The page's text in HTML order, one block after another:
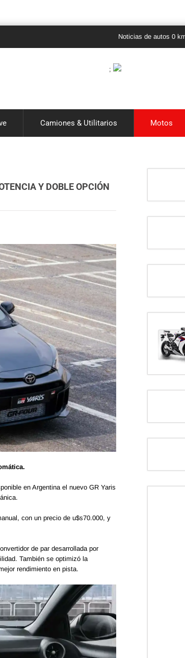
Noticias de autos 0 km en
;
Camiones & Utilitarios Motos
Y DOBLE OPCIÓN
en Argentina el nuevo GR Yaris
con un precio de u$s70.000, y
de par desarrollada por
También se optimizó la
rendimiento en pista.